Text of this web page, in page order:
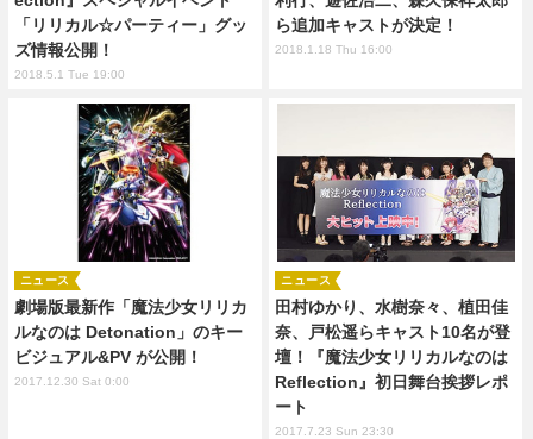
「リリカル☆パーティー」グッ
ズ情報公開！
2018.5.1 Tue 19:00
ら追加キャストが決定！
2018.1.18 Thu 16:00
劇場版最新作「魔法少女リリカ
ルなのは Detonation」のキー
ビジュアル&PV が公開！
ニュース
2017.12.30 Sat 0:00
田村ゆかり、水樹奈々、植田佳
奈、戸松遥らキャスト10名が登
壇！『魔法少女リリカルなのは
Reflection』初日舞台挨拶レポ
ート
ニュース
2017.7.23 Sun 23:30